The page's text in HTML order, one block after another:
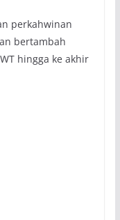
perkahwinan
bertambah
hingga ke akhir